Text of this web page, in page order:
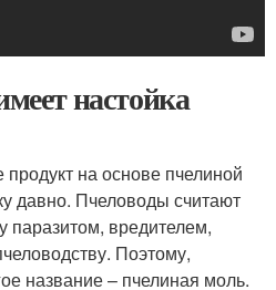
настойка
на основе пчелиной
давно. Пчеловоды считают
паразитом, вредителем,
Поэтому,
название – пчелиная моль.